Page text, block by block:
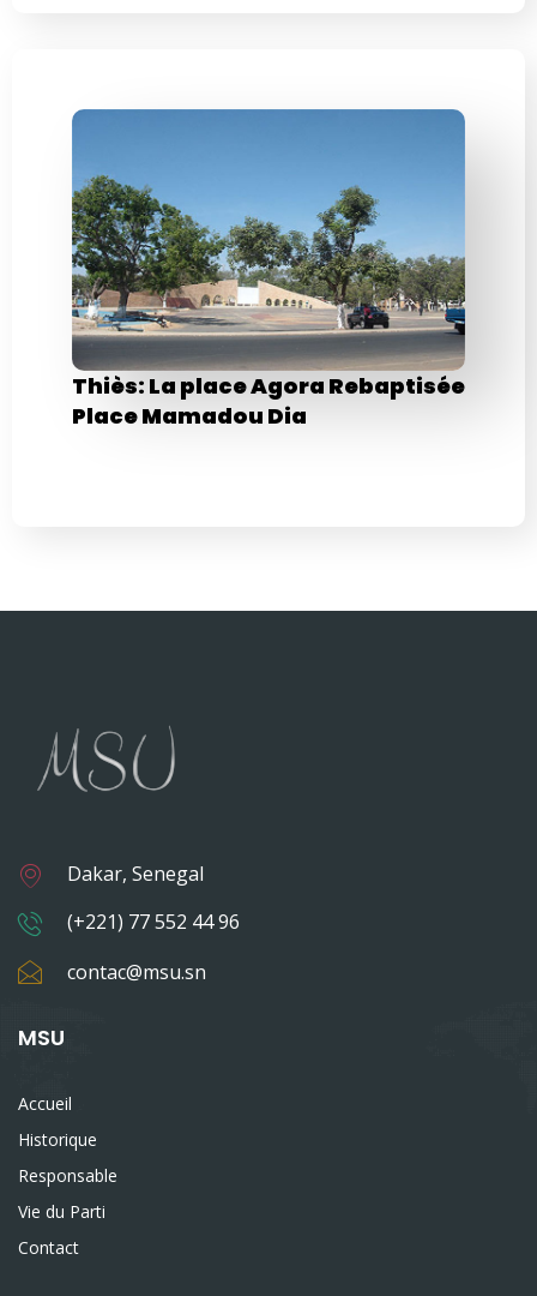
Thiès: La place Agora Rebaptisée
Place Mamadou Dia
Dakar, Senegal
(+221) 77 552 44 96
contac@msu.sn
MSU
Accueil
Historique
Responsable
Vie du Parti
Contact